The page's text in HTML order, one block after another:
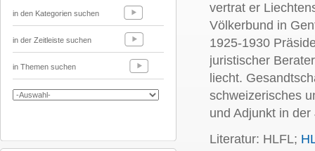
in den Kategorien suchen
in der Zeitleiste suchen
in Themen suchen
vertrat er
Völkerbund in
1925-1930
juristischer
liecht.
schweizerisches
und Adjunkt in
Literatur: HLFL;